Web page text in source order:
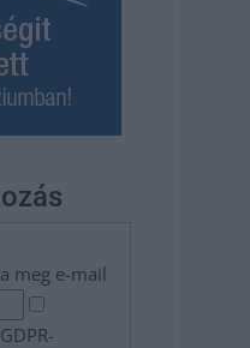
meg e-mail
GDPR-